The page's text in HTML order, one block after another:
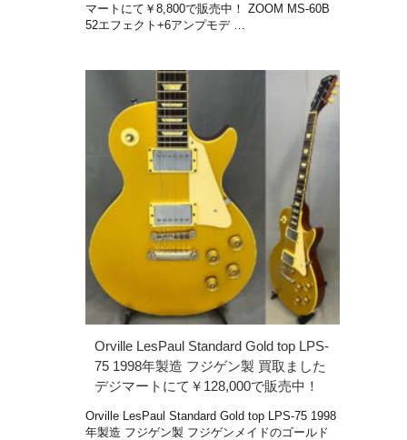
マートにて￥8,800で販売中！ ZOOM MS-60B
52エフェクト+6アンプモデ …
Orville LesPaul Standard Gold top LPS-
75 1998年製造 フジゲン製 買取ました
デジマートにて￥128,000で販売中！
Orville LesPaul Standard Gold top LPS-75 1998
年製造 フジゲン製 フジゲンメイドのゴールド